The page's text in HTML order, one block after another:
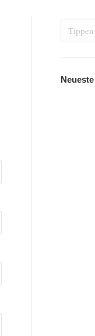
Search: